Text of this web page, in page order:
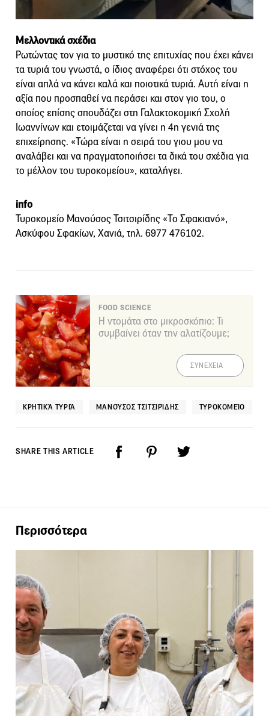
Μελλοντικά σχέδια
Ρωτώντας τον για το μυστικό της επιτυχίας που έχει κάνει
τα τυριά του γνωστά, ο ίδιος αναφέρει ότι στόχος του
είναι απλά να κάνει καλά και ποιοτικά τυριά. Αυτή είναι η
αξία που προσπαθεί να περάσει και στον γιο του, ο
οποίος επίσης σπουδάζει στη Γαλακτοκομική Σχολή
Ιωαννίνων και ετοιμάζεται να γίνει η 4η γενιά της
επιχείρησης. «Τώρα είναι η σειρά του γιου μου να
αναλάβει και να πραγματοποιήσει τα δικά του σχέδια για
το μέλλον του τυροκομείου», καταλήγει.
info
Τυροκομείο Μανούσος Τσιτσιρίδης «Το Σφακιανό»,
Ασκύφου Σφακίων, Χανιά, τηλ. 6977 476102.
FOOD SCIENCE
Η ντομάτα στο μικροσκόπιο: Τι
συμβαίνει όταν την αλατίζουμε;
ΣΥΝΕΧΕΙΑ
ΚΡΗΤΙΚΆ ΤΥΡΙΆ ΜΑΝΟΎΣΟΣ ΤΣΙΤΣΙΡΊΔΗΣ ΤΥΡΟΚΟΜΕΊΟ
SHARE THIS ARTICLE
Περισσότερα